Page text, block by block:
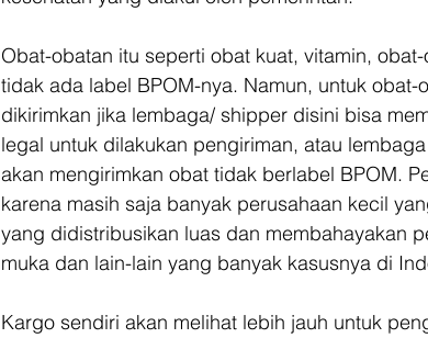
Obat-obatan itu seperti obat kuat, vitamin,
tidak ada label BPOM-nya. Namun, untuk
dikirimkan jika lembaga/ shipper disini bisa
legal untuk dilakukan pengiriman, atau
akan mengirimkan obat tidak berlabel BPOM.
karena masih saja banyak perusahaan kecil
yang didistribusikan luas dan membahayakan
muka dan lain-lain yang banyak kasusnya di
Kargo sendiri akan melihat lebih jauh untuk